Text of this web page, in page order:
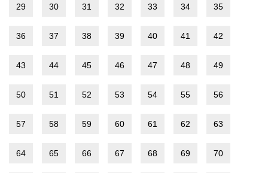
29 30 31 32 33 34 35
36 37 38 39 40 41 42
43 44 45 46 47 48 49
50 51 52 53 54 55 56
57 58 59 60 61 62 63
64 65 66 67 68 69 70